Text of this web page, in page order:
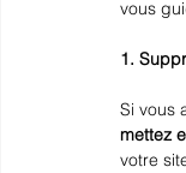
vous
1.
Si vous
mettez
votre